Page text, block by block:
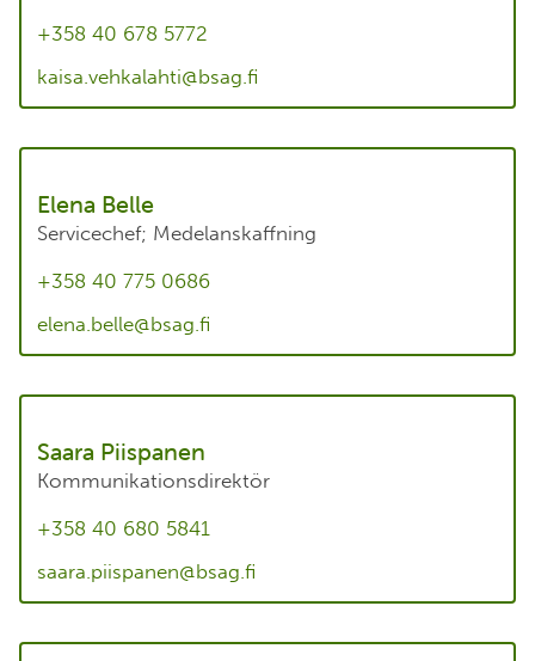
+358 40 678 5772
kaisa.vehkalahti@bsag.fi
Elena Belle
Servicechef; Medelanskaffning
+358 40 775 0686
elena.belle@bsag.fi
Saara Piispanen
Kommunikationsdirektör
+358 40 680 5841
saara.piispanen@bsag.fi